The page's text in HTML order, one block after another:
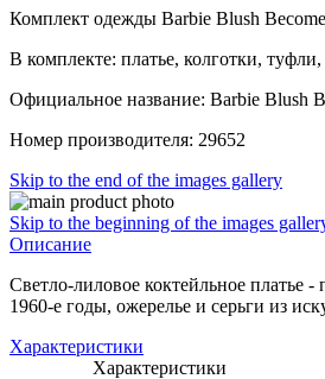
Комплект одежды Barbie Blush
В комплекте: платье, колготки,
Официальное название: Barbie Blush
Номер производителя: 29652
Skip to the end of the images gallery
Skip to the beginning of the images
Описание
Светло-лиловое коктейльное платье
1960-е годы, ожерелье и серьги из
Характеристики
Характеристики